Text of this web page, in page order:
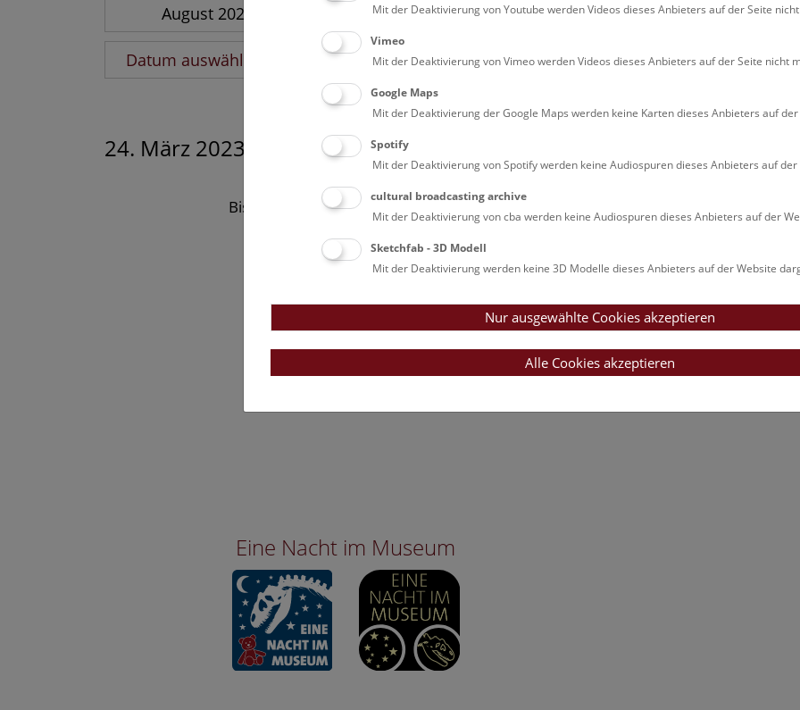
August 2026
Datum auswählen
24. März 2023
Bisher keine Ergebnisse. Dienstags ist das NHM Wien in der Regel geschlossen.
Eine Nacht im Museum
Mit der Deaktivierung von Youtube werden Videos dieses Anbieters auf der Seite
Vimeo
Mit der Deaktivierung von Vimeo werden Videos dieses Anbieters auf der Seite nicht
Google Maps
Mit der Deaktivierung der Google Maps werden keine Karten dieses Anbieters auf
Spotify
Mit der Deaktivierung von Spotify werden keine Audiospuren dieses Anbieters auf
cultural broadcasting archive
Mit der Deaktivierung von cba werden keine Audiospuren dieses Anbieters auf der
Sketchfab - 3D Modell
Mit der Deaktivierung werden keine 3D Modelle dieses Anbieters auf der Website
Nur ausgewählte Cookies akzeptieren
Alle Cookies akzeptieren